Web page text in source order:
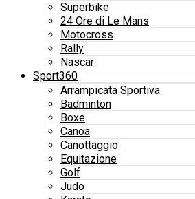
Superbike
24 Ore di Le Mans
Motocross
Rally
Nascar
Sport360
Arrampicata Sportiva
Badminton
Boxe
Canoa
Canottaggio
Equitazione
Golf
Judo